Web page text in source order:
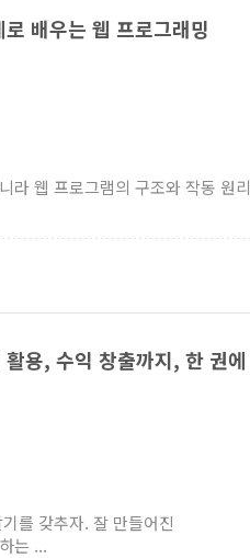
배우는 웹 프로그래밍
라 웹 프로그램의 구조와 작동 원리
용, 수익 창출까지, 한 권에
를 갖추자. 잘 만들어진
는 ...